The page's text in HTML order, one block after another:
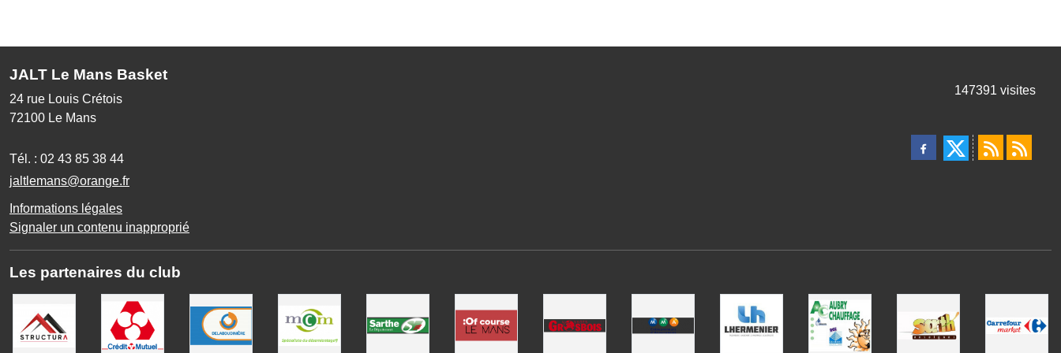
JALT Le Mans Basket
24 rue Louis Crétois
72100 Le Mans
Tél. : 02 43 85 38 44
jaltlemans@orange.fr
Informations légales
Signaler un contenu inapproprié
147391 visites
Les partenaires du club